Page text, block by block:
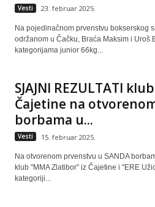
Vesti 23. februar 2025.
Na pojedinačnom prvenstvu bokserskog
održanom u Čačku, Braća Maksim i Uroš
kategorijama junior 66kg...
SJAJNI REZULTATI
Čajetine na
borbama u...
Vesti 15. februar 2025.
Na otvorenom prvenstvu u SANDA
klub "MMA Zlatibor" iz Čajetine i "ERE
kategoriji...